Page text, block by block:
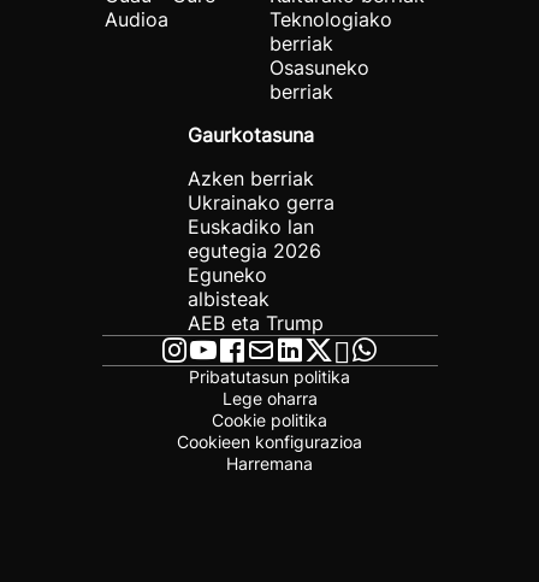
Audioa
Teknologiako
berriak
Osasuneko
berriak
Gaurkotasuna
Azken berriak
Ukrainako gerra
Euskadiko lan
egutegia 2026
Eguneko
albisteak
AEB eta Trump
Pribatutasun politika
Lege oharra
Cookie politika
Cookieen konfigurazioa
Harremana